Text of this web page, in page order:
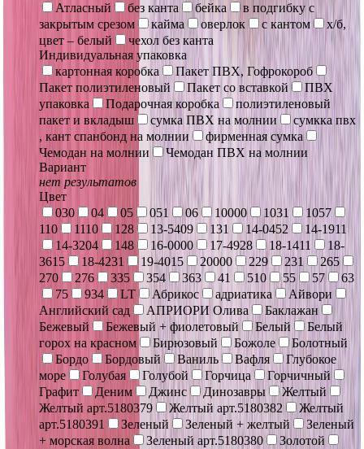
Атласный
без канта бейка
в подгибку с
закрытым срезом
кайма оверлок с кантом
х/б,
цвет – белый
чехол без канта
Индивидуальная упаковка
картонная коробка
Пакет ПВХ, Гофрокороб
Пакет полиэтиленовый
Пакет со вставкой
ПВХ
упаковка
Подарочная коробка
полиэтиленовый
пакет и вкладыш
сумка ПВХ на молнии
сумкка пвх
, кант спанбонд на молнии
фирменная сумка
Чемодан на молнии
Чемодан ПВХ на молнии
Вариант
нет результатов
Цвет
030
04 05 051 06 10000 1031
1057
110
1110 128 13-5409 131 14-0452
14-1911
14-3204
148 16-0000 17-4928 18-1411
18-
3615
18-4231 19-4015 20000 229 231
265
270
276 335 354 363 41 510 55 57
63
75
934 LT Абрикос адриатика
Айвори
Английский сад
АПРИОРИ Олива
Баклажан
Бежевый
Бежевый + фиолетовый Белый
Белый
горох на красном
Бирюзовый Божоле
Болотный
Бордо
Бордовый Ваниль Вафля
Глубокое
море
Голубая Голубой Горчица
Горчичный
Графит
Деним Джинс Динозавры
Желтый
Желтый арт.5180379
Желтый арт.5180382
Желтый
арт.5180391
Зеленый Зеленый + желтый
Зеленый
+ морская волна
Зеленый арт.5180380
Золотой